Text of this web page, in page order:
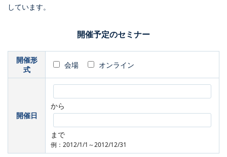
しています。
開催予定のセミナー
開催形
式
会場 オンライン
開催日
から
まで
例：2012/1/1～2012/12/31